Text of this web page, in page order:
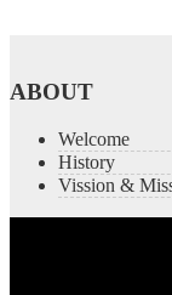
ABOUT
Welcome
History
Vission &